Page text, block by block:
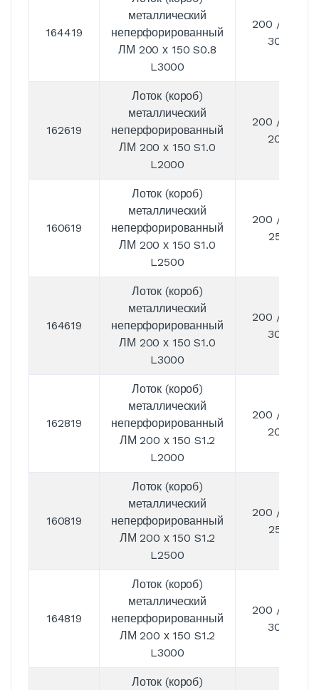
164419
металлический
неперфорированный
ЛМ 200 х 150 S0.8
L3000
200 / 150 /
3000
162619
Лоток (короб)
металлический
неперфорированный
ЛМ 200 х 150 S1.0
L2000
200 / 150 /
2000
160619
Лоток (короб)
металлический
неперфорированный
ЛМ 200 х 150 S1.0
L2500
200 / 150 /
2500
164619
Лоток (короб)
металлический
неперфорированный
ЛМ 200 х 150 S1.0
L3000
200 / 150 /
3000
162819
Лоток (короб)
металлический
неперфорированный
ЛМ 200 х 150 S1.2
L2000
200 / 150 /
2000
160819
Лоток (короб)
металлический
неперфорированный
ЛМ 200 х 150 S1.2
L2500
200 / 150 /
2500
164819
Лоток (короб)
металлический
неперфорированный
ЛМ 200 х 150 S1.2
L3000
200 / 150 /
3000
Лоток (короб)